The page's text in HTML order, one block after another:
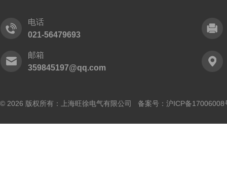
电话
021-56479693
邮箱
359845197@qq.com
© 2026 版权所有：上海旺徐电气有限公司 备案号： 沪ICP备17006008